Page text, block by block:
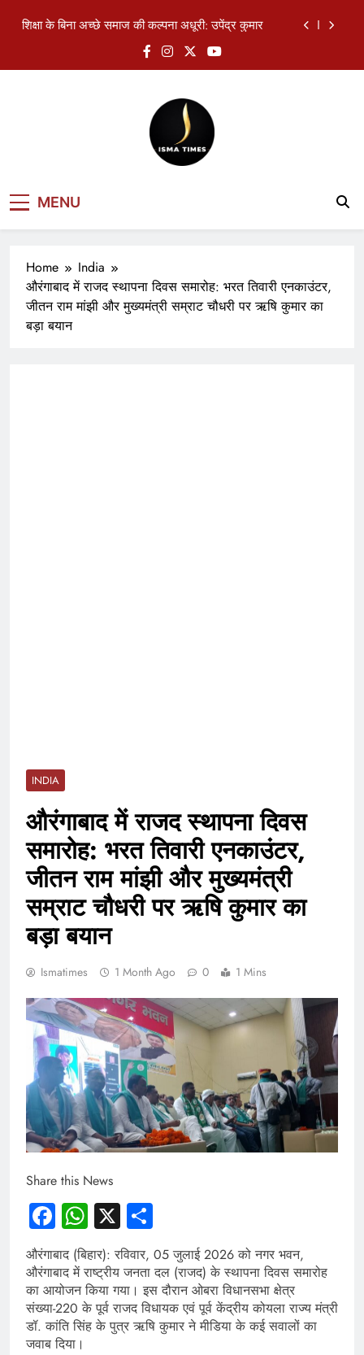
The Makkah Joint Defence Agreement: A New
अनुग्रह नारायण विद्यालय में धूमधाम से मनाया गया बिहार पृथ्वी
दिवस
शिक्षा के बिना अच्छे समाज की कल्पना अधूरी: उपेंद्र कुमार
The Makkah Joint Defence Agreement: A New
अनुग्रह नारायण विद्यालय में धूमधाम से मनाया गया बिहार पृथ्वी
दिवस
NEWS
MENU
Home
India
औरंगाबाद में राजद स्थापना दिवस समारोह: भरत तिवारी एनकाउंटर,
जीतन राम मांझी और मुख्यमंत्री सम्राट चौधरी पर ऋषि कुमार का
बड़ा बयान
INDIA
औरंगाबाद में राजद स्थापना दिवस
समारोह: भरत तिवारी एनकाउंटर,
जीतन राम मांझी और मुख्यमंत्री
सम्राट चौधरी पर ऋषि कुमार का
बड़ा बयान
Ismatimes 1 Month Ago 0 1 Mins
Share this News
Facebook
WhatsApp
X
औरंगाबाद (बिहार): रविवार, 05 जुलाई 2026 को नगर भवन,
औरंगाबाद में राष्ट्रीय जनता दल (राजद) के स्थापना दिवस समारोह
का आयोजन किया गया। इस दौरान ओबरा विधानसभा क्षेत्र
संख्या-220 के पूर्व राजद विधायक एवं पूर्व केंद्रीय कोयला राज्य मंत्री
डॉ. कांति सिंह के पुत्र ऋषि कुमार ने मीडिया के कई सवालों का
जवाब दिया।